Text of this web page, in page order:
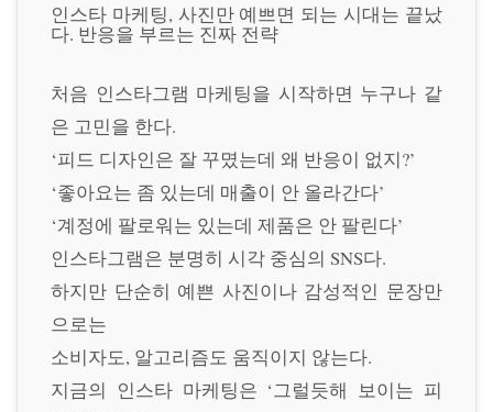
인스타 마케팅, 사진만 예쁘면 되는 시대는 끝났
다. 반응을 부르는 진짜 전략
처음 인스타그램 마케팅을 시작하면 누구나 같
은 고민을 한다.
‘피드 디자인은 잘 꾸몄는데 왜 반응이 없지?’
‘좋아요는 좀 있는데 매출이 안 올라간다’
‘계정에 팔로워는 있는데 제품은 안 팔린다’
인스타그램은 분명히 시각 중심의 SNS다.
하지만 단순히 예쁜 사진이나 감성적인 문장만
으로는
소비자도, 알고리즘도 움직이지 않는다.
지금의 인스타 마케팅은 ‘그럴듯해 보이는 피